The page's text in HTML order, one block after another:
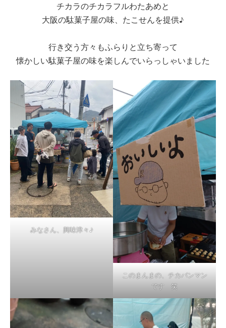
チカラのチカラフルわたあめと
大阪の駄菓子屋の味、たこせんを提供♪
行き交う方々もふらりと立ち寄って
懐かしい駄菓子屋の味を楽しんでいらっしゃいました
みなさん、興味津々♪
このまんまの、チカパンマン
です 笑